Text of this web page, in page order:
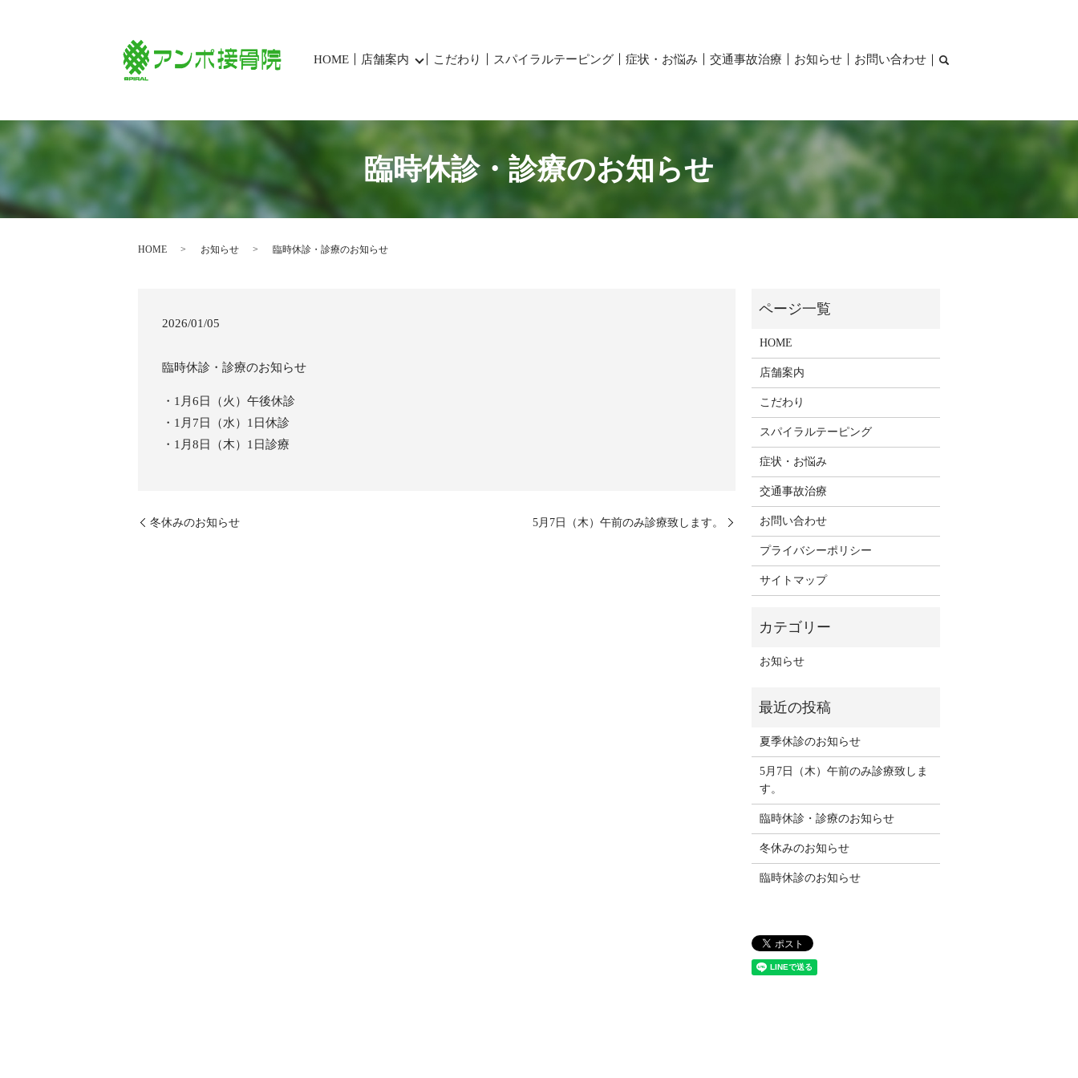
HOME 店舗案内 こだわり スパイラルテーピング 症状・お悩み 交通事故治療 お知らせ お問い合わせ
臨時休診・診療のお知らせ
HOME お知らせ 臨時休診・診療のお知らせ
2026/01/05
臨時休診・診療のお知らせ
・1月6日（火）午後休診
・1月7日（水）1日休診
・1月8日（木）1日診療
冬休みのお知らせ 5月7日（木）午前のみ診療致します。
HOME
店舗案内
こだわり
スパイラルテーピング
症状・お悩み
交通事故治療
お問い合わせ
プライバシーポリシー
サイトマップ
お知らせ
夏季休診のお知らせ
5月7日（木）午前のみ診療致しま
す。
臨時休診・診療のお知らせ
冬休みのお知らせ
臨時休診のお知らせ